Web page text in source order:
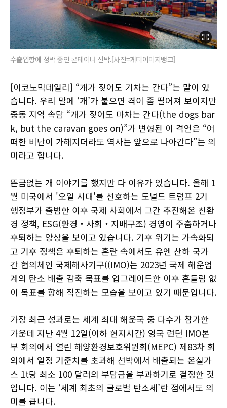
수출입항에 정박 중인 콘테이너 선박.[사진=게티이미지뱅크]
[이코노믹데일리] “개가 짖어도 기차는 간다”는 말이 있
습니다. 우리 말에 ‘개’가 붙으면 격이 좀 떨어져 보이지만
중동 지역 속담 “개가 짖어도 마차는 간다(the dogs bar
k, but the caravan goes on)”가 변형된 이 격언은 “어
떠한 비난이 가해지더라도 역사는 앞으로 나아간다”는 의
미라고 합니다.
뜬금없는 개 이야기를 했지만 다 이유가 있습니다. 올해 1
월 미국에서 '오일 시대'를 선호하는 도널드 트럼프 2기
행정부가 출범한 이후 국제 사회에서 그간 추진해온 친환
경 정책, ESG(환경‧사회‧지배구조) 경영이 주춤하거나
후퇴하는 양상을 보이고 있습니다. 기후 위기는 가속화되
고 기후 정책은 후퇴하는 혼란 속에서도 유엔 산하 국가
간 협의체인 국제해사기구((IMO)는 2023년 국제 해운업
계의 탄소 배출 감축 목표를 업그레이드한 이후 흔들림 없
이 목표를 향해 직진하는 모습을 보이고 있기 때문입니다.
가장 최근 성과로는 세계 최대 해운국 중 다수가 참가한
가운데 지난 4월 12일(이하 현지시간) 영국 런던 IMO본
부 회의에서 열린 해양환경보호위원회(MEPC) 제83차 회
의에서 일정 기준치를 초과해 선박에서 배출되는 온실가
스 1t당 최소 100 달러의 부담금을 부과하기로 결정한 것
입니다. 이는 ‘세계 최초의 글로벌 탄소세’란 점에서도 의
미를 큽니다.